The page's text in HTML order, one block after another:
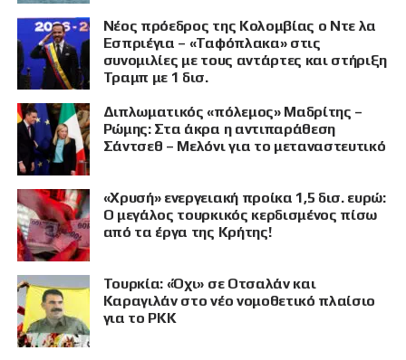
Νέος πρόεδρος της Κολομβίας ο Ντε λα
Εσπριέγια – «Ταφόπλακα» στις
συνομιλίες με τους αντάρτες και στήριξη
Τραμπ με 1 δισ.
Διπλωματικός «πόλεμος» Μαδρίτης –
Ρώμης: Στα άκρα η αντιπαράθεση
Σάντσεθ – Μελόνι για το μεταναστευτικό
«Χρυσή» ενεργειακή προίκα 1,5 δισ. ευρώ:
Ο μεγάλος τουρκικός κερδισμένος πίσω
από τα έργα της Κρήτης!
Τουρκία: «Όχι» σε Οτσαλάν και
Καραγιλάν στο νέο νομοθετικό πλαίσιο
για το PKK